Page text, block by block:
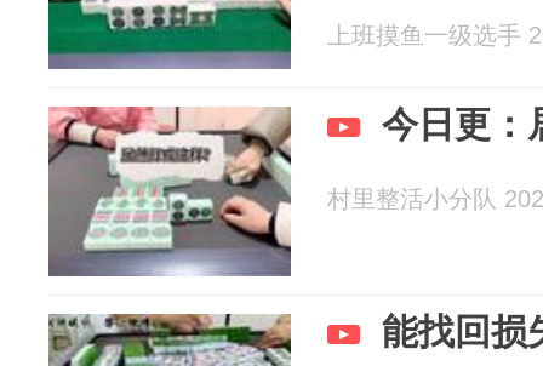
上班摸鱼一级选手
今日更：
村里整活小分队
能找回损